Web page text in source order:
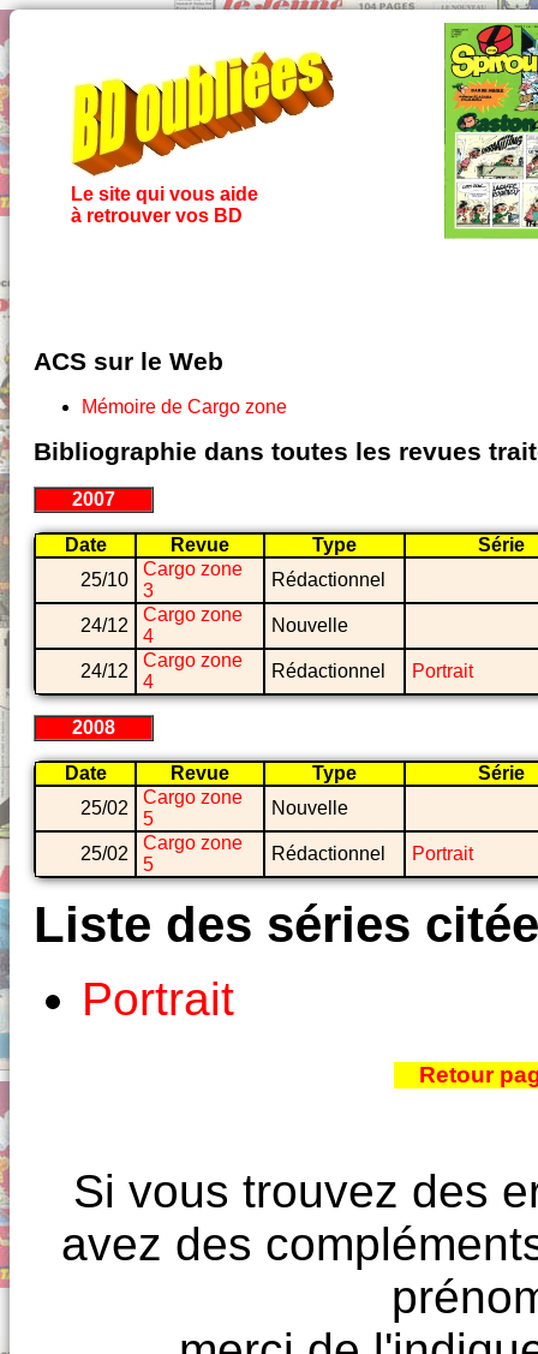
Le site qui vous aide
à retrouver vos BD
ACS sur le Web
Mémoire de Cargo zone
Bibliographie dans toutes les revues
2007
Date Revue Type
Série
25/10
Cargo zone
3
Rédactionnel
24/12
Cargo zone
4
Nouvelle
24/12
Cargo zone
4
Rédactionnel Portrait
2008
Date Revue Type
Série
25/02
Cargo zone
5
Nouvelle
25/02
Cargo zone
5
Rédactionnel Portrait
Liste des séries
Portrait
Retour
Si vous trouvez des
avez des